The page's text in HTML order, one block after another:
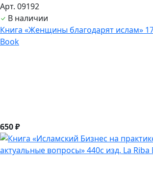
Арт. 09192
В наличии
Книга «Женщины благодарят ислам»
Book
650 ₽